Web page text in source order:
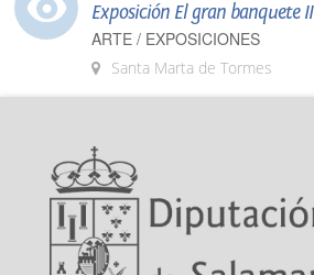
Exposición El gran banquete II
ARTE / EXPOSICIONES
Santa Marta de Tormes